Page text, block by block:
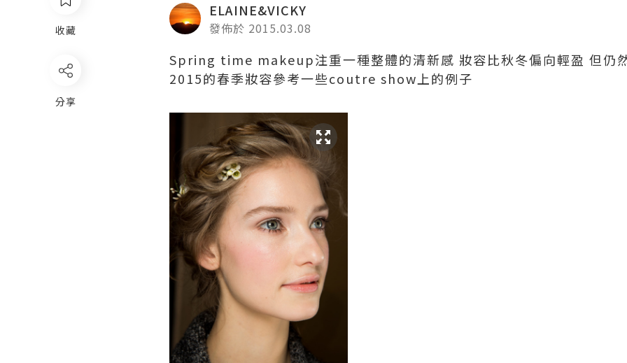
收藏
分享
ELAINE&VICKY
發佈於 2015.03.08
Spring time makeup注重一種整體的清新感 妝容比秋冬偏向輕盈 但仍
2015的春季妝容參考一些coutre show上的例子